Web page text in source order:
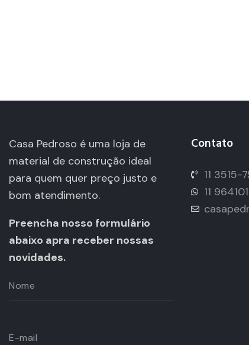
Casa Pedroso é uma loja de
material de construção ideal
para quem quer preço justo e
bom atendimento.
Preencha nosso formulário
abaixo apra receber nossas
novidades.
Contato
11 3515-
11